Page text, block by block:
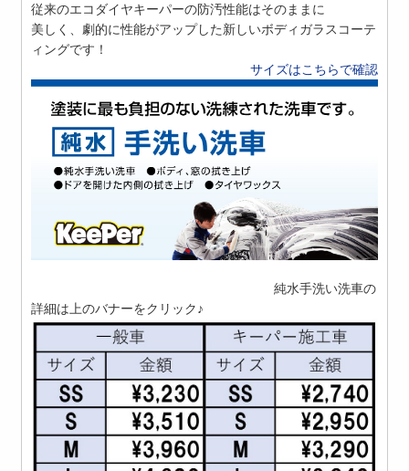
従来のエコダイヤキーパーの防汚性能はそのままに
美しく、劇的に性能がアップした新しいボディガラスコーテ
ィングです！
サイズはこちらで確認
純水手洗い洗車の
詳細は上のバナーをクリック♪